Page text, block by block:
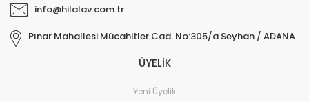
info@hilalav.com.tr
Pınar Mahallesi Mücahitler Cad. No:305/a Seyhan / ADANA
ÜYELİK
Yeni Üyelik